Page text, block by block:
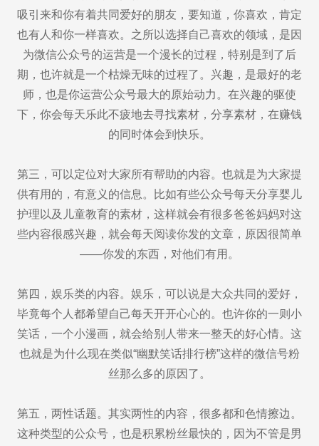
吸引来和你有着共同爱好的朋友，要知道，你喜欢，肯定
也有人和你一样喜欢。之所以选择自己喜欢的领域，是因
为微信公众号的运营是一个漫长的过程，特别是到了后
期，也许就是一个枯燥无味的过程了。兴趣，是最好的老
师，也是你运营公众号最大的原始动力。在兴趣的驱使
下，你会每天乐此不疲地去寻找素材，分享素材，在赚钱
的同时体会到快乐。
第三，可以定位对大家所有帮助的内容。也就是为大家提
供有用的，有意义的信息。比如有些公众号每天分享婴儿
护理以及儿童教育的素材，这样就会有很多爸爸妈妈对这
些内容很感兴趣，就会每天阅读你发的文章，原因很简单
——你发的东西，对他们有用。
第四，娱乐类的内容。娱乐，可以说是大众共同的爱好，
毕竟每个人都希望自己每天开开心心的。也许你的一则小
笑话，一个小漫画，就会给别人带来一整天的好心情。这
也就是为什么现在类似“幽默笑话排行榜”这样的微信号粉
丝那么多的原因了。
第五，两性话题。其实两性的内容，很多都和色情擦边。
这种类型的公众号，也是积累粉丝最快的，因为不管是男